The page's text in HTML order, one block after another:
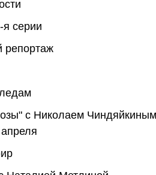
я серии
репортаж
с Николаем